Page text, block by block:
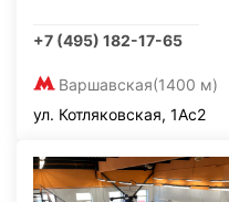
+7 (495) 182-17-65
Варшавская(1400 м)
ул. Котляковская, 1Ас2